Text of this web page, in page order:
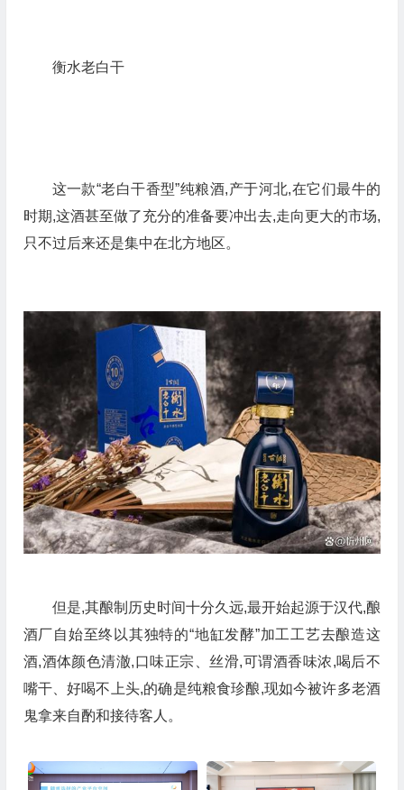
衡水老白干
这一款“老白干香型”纯粮酒,产于河北,在它们最牛的
时期,这酒甚至做了充分的准备要冲出去,走向更大的市场,
只不过后来还是集中在北方地区。
但是,其酿制历史时间十分久远,最开始起源于汉代,酿
酒厂自始至终以其独特的“地缸发酵”加工工艺去酿造这
酒,酒体颜色清澈,口味正宗、丝滑,可谓酒香味浓,喝后不
嘴干、好喝不上头,的确是纯粮食珍酿,现如今被许多老酒
鬼拿来自酌和接待客人。